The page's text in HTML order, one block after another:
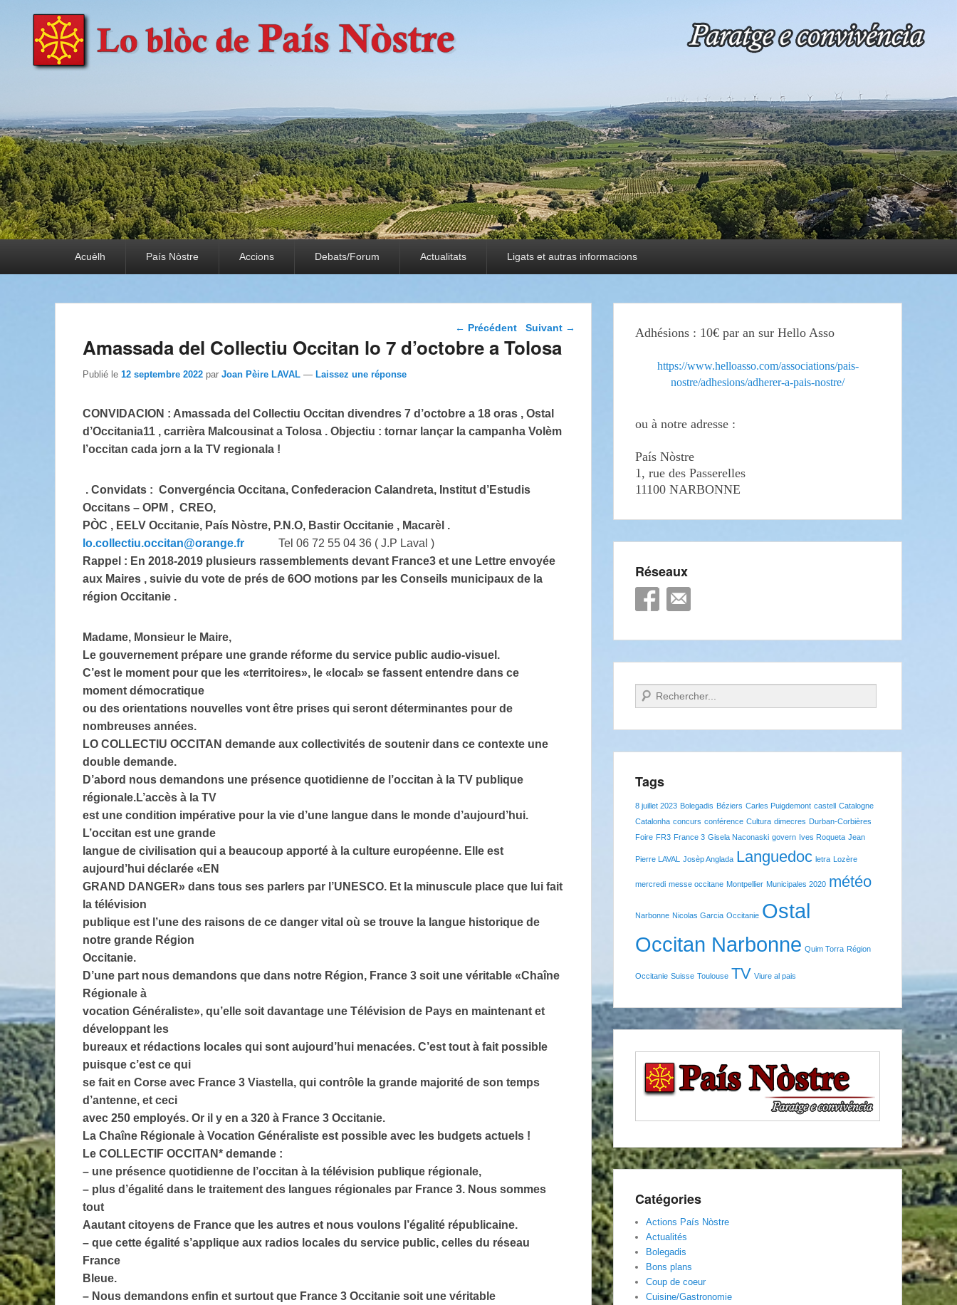
País Nòstre
Paratge e Convivència
Acuèlh País Nòstre Accions Debats/Forum Actualitats Ligats et autras informacions
Navigation dans les
← Précédent Suivant →
Amassada del Collectiu Occitan lo 7 d’octobre a Tolosa
Publié le 12 septembre 2022 par Joan Pèire LAVAL — Laissez une réponse
CONVIDACION : Amassada del Collectiu Occitan divendres 7 d’octobre a 18 oras , Ostal
d’Occitania11 , carrièra Malcousinat a Tolosa . Objectiu : tornar lançar la campanha Volèm
l’occitan cada jorn a la TV regionala !
. Convidats : Convergéncia Occitana, Confederacion Calandreta, Institut d’Estudis
Occitans – OPM , CREO,
PÒC , EELV Occitanie, País Nòstre, P.N.O, Bastir Occitanie , Macarèl .
lo.collectiu.occitan@orange.fr
Tel 06 72 55 04 36 ( J.P Laval )
Rappel : En 2018-2019 plusieurs rassemblements devant France3 et une Lettre envoyée
aux Maires , suivie du vote de prés de 6OO motions par les Conseils municipaux de la
région Occitanie .
Madame, Monsieur le Maire,
Le gouvernement prépare une grande réforme du service public audio-visuel.
C’est le moment pour que les «territoires», le «local» se fassent entendre dans ce
moment démocratique
ou des orientations nouvelles vont être prises qui seront déterminantes pour de
nombreuses années.
LO COLLECTIU OCCITAN demande aux collectivités de soutenir dans ce contexte une
double demande.
D’abord nous demandons une présence quotidienne de l’occitan à la TV publique
régionale.L’accès à la TV
est une condition impérative pour la vie d’une langue dans le monde d’aujourd’hui.
L’occitan est une grande
langue de civilisation qui a beaucoup apporté à la culture européenne. Elle est
aujourd’hui déclarée «EN
GRAND DANGER» dans tous ses parlers par l’UNESCO. Et la minuscule place que lui fait
la télévision
publique est l’une des raisons de ce danger vital où se trouve la langue historique de
notre grande Région
Occitanie.
D’une part nous demandons que dans notre Région, France 3 soit une véritable «Chaîne
Régionale à
vocation Généraliste», qu’elle soit davantage une Télévision de Pays en maintenant et
développant les
bureaux et rédactions locales qui sont aujourd’hui menacées. C’est tout à fait possible
puisque c’est ce qui
se fait en Corse avec France 3 Viastella, qui contrôle la grande majorité de son temps
d’antenne, et ceci
avec 250 employés. Or il y en a 320 à France 3 Occitanie.
La Chaîne Régionale à Vocation Généraliste est possible avec les budgets actuels !
Le COLLECTIF OCCITAN* demande :
– une présence quotidienne de l’occitan à la télévision publique régionale,
– plus d’égalité dans le traitement des langues régionales par France 3. Nous sommes
tout
Aautant citoyens de France que les autres et nous voulons l’égalité républicaine.
– que cette égalité s’applique aux radios locales du service public, celles du réseau
France
Bleue.
– Nous demandons enfin et surtout que France 3 Occitanie soit une véritable
Adhésions : 10€ par an sur Hello Asso
https://www.helloasso.com/associations/pais-
nostre/adhesions/adherer-a-pais-nostre/
ou à notre adresse :
País Nòstre
1, rue des Passerelles
11100 NARBONNE
Réseaux
Recherche
Tags
8 juillet 2023 Bolegadis Béziers Carles Puigdemont castell Catalogne
Catalonha concurs conférence Cultura dimecres Durban-Corbières
Foire FR3 France 3 Gisela Naconaski govern Ives Roqueta Jean
Pierre LAVAL Josèp Anglada Languedoc letra Lozère
mercredi messe occitane Montpellier Municipales 2020 météo
Narbonne Nicolas Garcia Occitanie Ostal
Occitan Narbonne Quim Torra Région
Occitanie Suisse Toulouse TV Viure al pais
Catégories
Actions País Nòstre
Actualités
Bolegadis
Bons plans
Coup de coeur
Cuisine/Gastronomie